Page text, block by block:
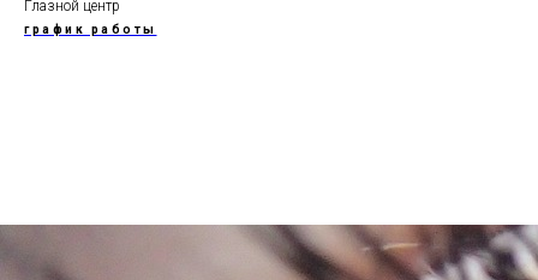
Глазной центр
график работы